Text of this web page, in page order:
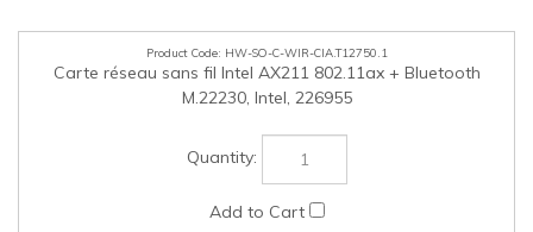
HW-SO-C-WIR-CIA.T12750.1
Carte réseau sans fil Intel AX211 802.11ax + Bluetooth
M.22230, Intel, 226955